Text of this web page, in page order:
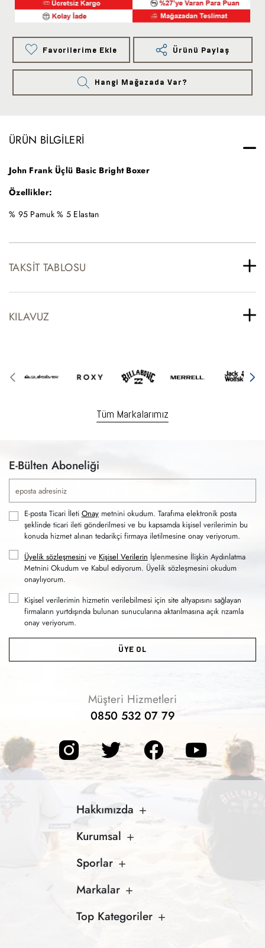
Favorilerime Ekle Ürünü Paylaş
Hangi Mağazada Var?
ÜRÜN BILGILERI
John Frank Üçlü Basic Bright Boxer
Özellikler:
% 95 Pamuk % 5 Elastan
TAKSIT TABLOSU
KILAVUZ
Tüm Markalarımız
E-Bülten Aboneliği
E-posta Ticari İleti Onaymetnini okudum. Tarafıma elektronik posta
şeklinde ticari ileti gönderilmesi ve bu kapsamda kişisel verilerimin bu
konuda hizmet alınan tedarikçi firmaya iletilmesine onay veriyorum.
Üyelik sözleşmesinive Kişisel Verilerin İşlenmesine İlişkin Aydınlatma
Metnini Okudum ve Kabul ediyorum. Üyelik sözleşmesini okudum
onaylıyorum.
Kişisel verilerimin hizmetin verilebilmesi için site altyapısını sağlayan
firmaların yurtdışında bulunan sunucularına aktarılmasına açık rızamla
onay veriyorum.
ÜYE OL
Müşteri Hizmetleri
0850 532 07 79
Hakkımızda
Kurumsal
Sporlar
Markalar
Top Kategoriler